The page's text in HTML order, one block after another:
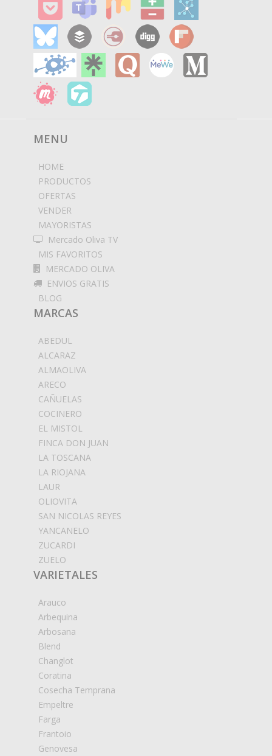
MENU
HOME
PRODUCTOS
OFERTAS
VENDER
MAYORISTAS
Mercado Oliva TV
MIS FAVORITOS
MERCADO OLIVA
ENVIOS GRATIS
BLOG
MARCAS
ABEDUL
ALCARAZ
ALMAOLIVA
ARECO
CAÑUELAS
COCINERO
EL MISTOL
FINCA DON JUAN
LA TOSCANA
LA RIOJANA
LAUR
OLIOVITA
SAN NICOLAS REYES
YANCANELO
ZUCARDI
ZUELO
VARIETALES
Arauco
Arbequina
Arbosana
Blend
Changlot
Coratina
Cosecha Temprana
Empeltre
Farga
Frantoio
Genovesa